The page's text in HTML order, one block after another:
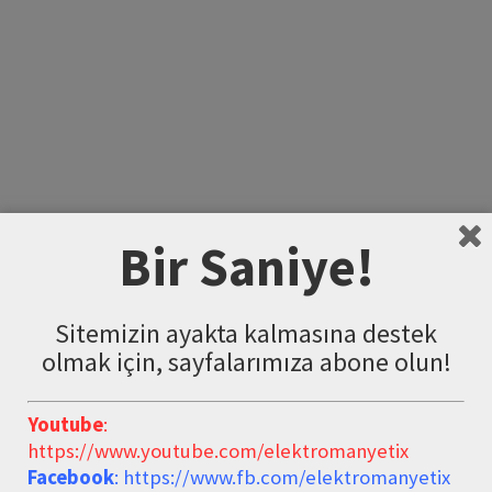
KATEGORILER
Bir Saniye!
Sitemizin ayakta kalmasına destek
olmak için, sayfalarımıza abone olun!
Youtube:
https://www.youtube.com/elektromanyetix
Facebook: https://www.fb.com/elektromanyetix